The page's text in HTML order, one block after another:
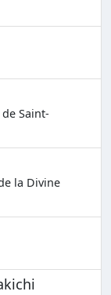
Saint-
la Divine